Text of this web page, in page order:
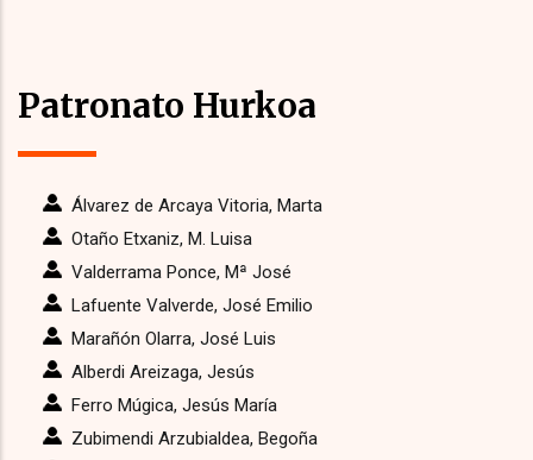
Patronato Hurkoa
Álvarez de Arcaya Vitoria, Marta
Otaño Etxaniz, M. Luisa
Valderrama Ponce, Mª José
Lafuente Valverde, José Emilio
Marañón Olarra, José Luis
Alberdi Areizaga, Jesús
Ferro Múgica, Jesús María
Zubimendi Arzubialdea, Begoña